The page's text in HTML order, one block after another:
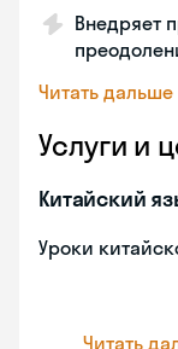
Внедряет
Читать дальше
Услуги и
Китайский
Уроки
Читать